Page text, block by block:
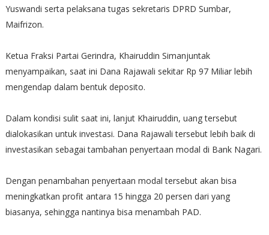
Yuswandi serta pelaksana tugas sekretaris DPRD Sumbar,
Maifrizon.
Ketua Fraksi Partai Gerindra, Khairuddin Simanjuntak
menyampaikan, saat ini Dana Rajawali sekitar Rp 97 Miliar lebih
mengendap dalam bentuk deposito.
Dalam kondisi sulit saat ini, lanjut Khairuddin, uang tersebut
dialokasikan untuk investasi. Dana Rajawali tersebut lebih baik di
investasikan sebagai tambahan penyertaan modal di Bank Nagari.
Dengan penambahan penyertaan modal tersebut akan bisa
meningkatkan profit antara 15 hingga 20 persen dari yang
biasanya, sehingga nantinya bisa menambah PAD.